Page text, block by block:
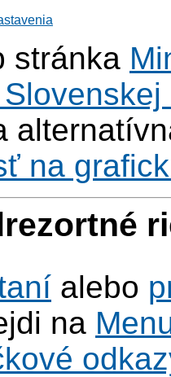
stránka
na
alebo
na